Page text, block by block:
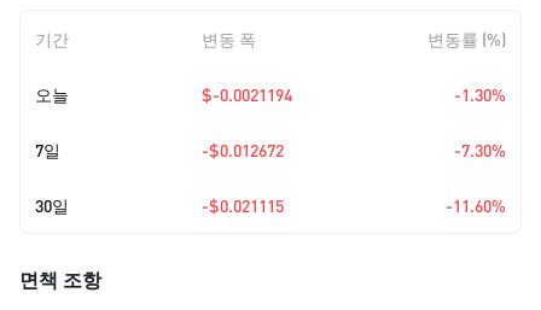
기간 변동 폭 변동률 (%)
오늘 $-0.0021194 -1.30%
7일 -$0.012672 -7.30%
30일 -$0.021115 -11.60%
면책 조항